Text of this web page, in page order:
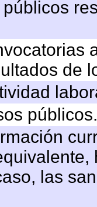
de
públicos.
las